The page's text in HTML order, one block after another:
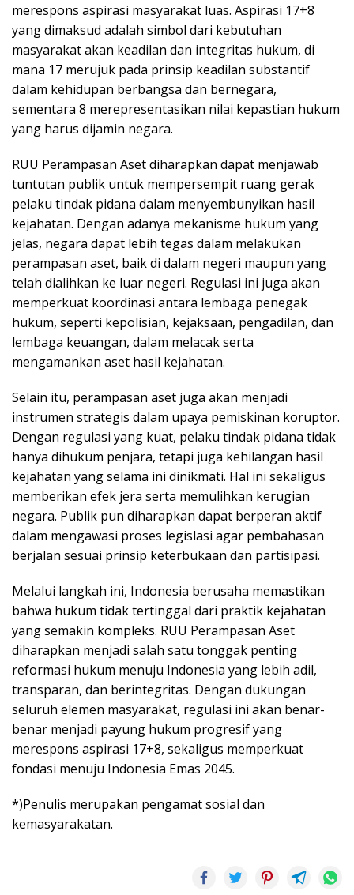
merespons aspirasi masyarakat luas. Aspirasi 17+8
yang dimaksud adalah simbol dari kebutuhan
masyarakat akan keadilan dan integritas hukum, di
mana 17 merujuk pada prinsip keadilan substantif
dalam kehidupan berbangsa dan bernegara,
sementara 8 merepresentasikan nilai kepastian hukum
yang harus dijamin negara.
RUU Perampasan Aset diharapkan dapat menjawab
tuntutan publik untuk mempersempit ruang gerak
pelaku tindak pidana dalam menyembunyikan hasil
kejahatan. Dengan adanya mekanisme hukum yang
jelas, negara dapat lebih tegas dalam melakukan
perampasan aset, baik di dalam negeri maupun yang
telah dialihkan ke luar negeri. Regulasi ini juga akan
memperkuat koordinasi antara lembaga penegak
hukum, seperti kepolisian, kejaksaan, pengadilan, dan
lembaga keuangan, dalam melacak serta
mengamankan aset hasil kejahatan.
Selain itu, perampasan aset juga akan menjadi
instrumen strategis dalam upaya pemiskinan koruptor.
Dengan regulasi yang kuat, pelaku tindak pidana tidak
hanya dihukum penjara, tetapi juga kehilangan hasil
kejahatan yang selama ini dinikmati. Hal ini sekaligus
memberikan efek jera serta memulihkan kerugian
negara. Publik pun diharapkan dapat berperan aktif
dalam mengawasi proses legislasi agar pembahasan
berjalan sesuai prinsip keterbukaan dan partisipasi.
Melalui langkah ini, Indonesia berusaha memastikan
bahwa hukum tidak tertinggal dari praktik kejahatan
yang semakin kompleks. RUU Perampasan Aset
diharapkan menjadi salah satu tonggak penting
reformasi hukum menuju Indonesia yang lebih adil,
transparan, dan berintegritas. Dengan dukungan
seluruh elemen masyarakat, regulasi ini akan benar-
benar menjadi payung hukum progresif yang
merespons aspirasi 17+8, sekaligus memperkuat
fondasi menuju Indonesia Emas 2045.
*)Penulis merupakan pengamat sosial dan
kemasyarakatan.